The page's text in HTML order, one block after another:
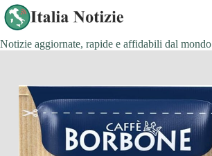
Salta
al
contenuto
Notizie aggiornate, rapide e affidabili dal mondo